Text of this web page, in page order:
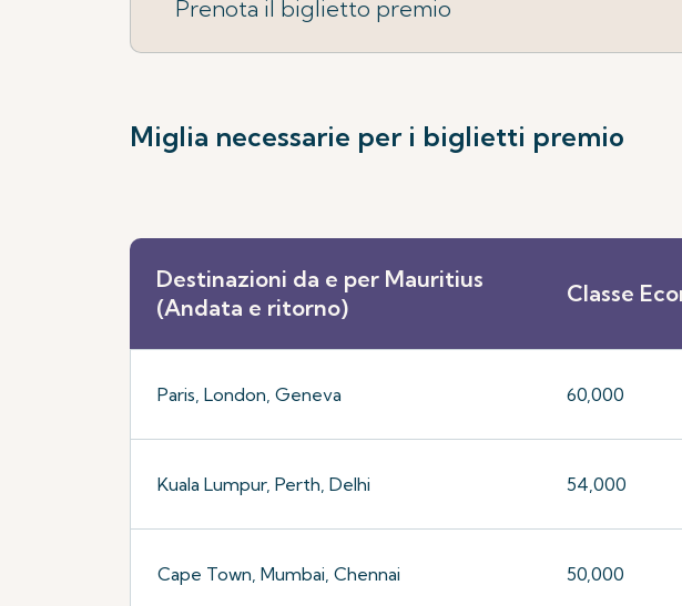
Prenota il biglietto premio
Miglia necessarie per i biglietti premio
Destinazioni da e per Mauritius
(Andata e ritorno)
Classe
Paris, London, Geneva 60,000
Kuala Lumpur, Perth, Delhi 54,000
Cape Town, Mumbai, Chennai 50,000